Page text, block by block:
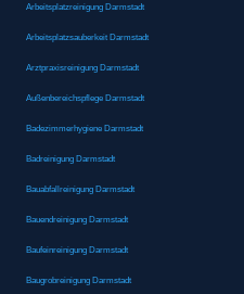
Arbeitsplatzreinigung Darmstadt
Arbeitsplatzsauberkeit Darmstadt
Arztpraxisreinigung Darmstadt
Außenbereichspflege Darmstadt
Badezimmerhygiene Darmstadt
Badreinigung Darmstadt
Bauabfallreinigung Darmstadt
Bauendreinigung Darmstadt
Baufeinreinigung Darmstadt
Baugrobreinigung Darmstadt